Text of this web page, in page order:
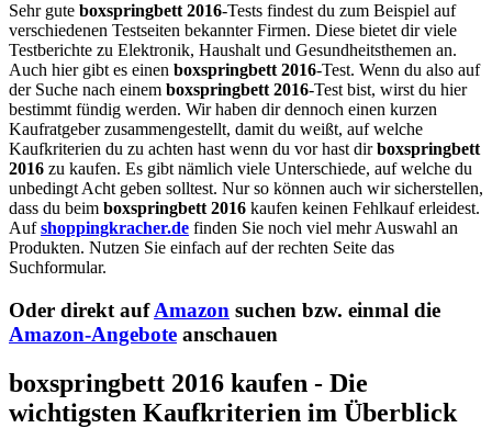
Sehr gute boxspringbett 2016-Tests findest du zum Beispiel auf
verschiedenen Testseiten bekannter Firmen. Diese bietet dir viele
Testberichte zu Elektronik, Haushalt und Gesundheitsthemen an.
Auch hier gibt es einen boxspringbett 2016-Test. Wenn du also auf
der Suche nach einem boxspringbett 2016-Test bist, wirst du hier
bestimmt fündig werden. Wir haben dir dennoch einen kurzen
Kaufratgeber zusammengestellt, damit du weißt, auf welche
Kaufkriterien du zu achten hast wenn du vor hast dirboxspringbett
2016 zu kaufen. Es gibt nämlich viele Unterschiede, auf welche du
unbedingt Acht geben solltest. Nur so können auch wir sicherstellen,
dass du beim boxspringbett 2016 kaufen keinen Fehlkauf erleidest.
Aufshoppingkracher.de finden Sie noch viel mehr Auswahl an
Produkten. Nutzen Sie einfach auf der rechten Seite das
Suchformular.
Oder direkt aufAmazon suchen bzw. einmal die
Amazon-Angebote anschauen
boxspringbett 2016 kaufen - Die
wichtigsten Kaufkriterien im Überblick